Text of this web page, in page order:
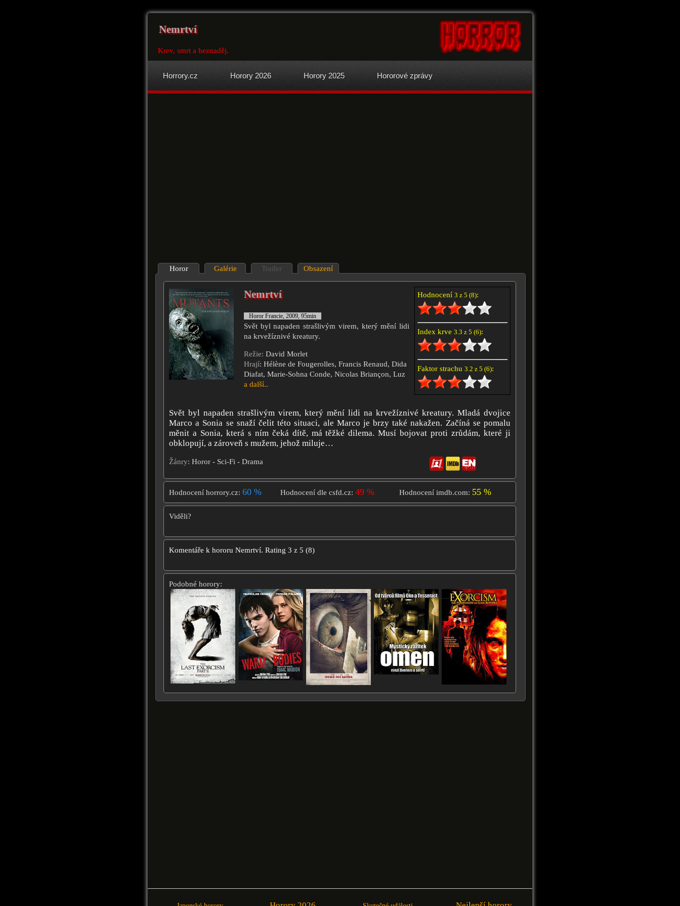
Nemrtví
Krev, smrt a beznaděj.
Horrory.cz Horory 2026 Horory 2025 Hororové zprávy
Horor Galérie Trailer Obsazení
Hodnocení 3 z 5 (8):
Index krve 3.3 z 5 (6):
Faktor strachu 3.2 z 5 (6):
Nemrtví
Horor Francie, 2009, 95min
Svět byl napaden strašlivým virem, který mění lidi
na krvežíznivé kreatury.
Režie: David Morlet
Hrají: Hélène de Fougerolles, Francis Renaud, Dida
Diafat, Marie-Sohna Conde, Nicolas Briançon, Luz
a další..
Svět byl napaden strašlivým virem, který mění lidi na krvežíznivé kreatury. Mladá dvojice
Marco a Sonia se snaží čelit této situaci, ale Marco je brzy také nakažen. Začíná se pomalu
měnit a Sonia, která s ním čeká dítě, má těžké dilema. Musí bojovat proti zrůdám, které ji
obklopují, a zároveň s mužem, jehož miluje…
Žánry: Horor - Sci-Fi - Drama
Hodnocení horrory.cz: 60 % Hodnocení dle csfd.cz: 49 % Hodnocení imdb.com: 55 %
Viděli?
Komentáře k hororu Nemrtví. Rating 3 z 5 (8)
Podobné horory: